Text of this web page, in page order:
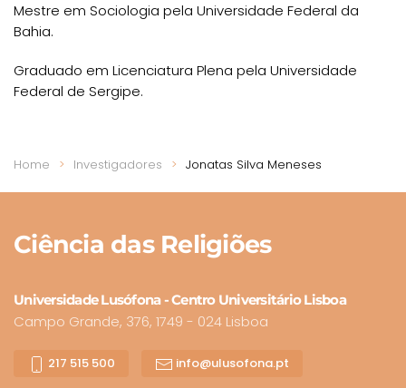
Mestre em Sociologia pela Universidade Federal da
Bahia.
Graduado em Licenciatura Plena pela Universidade
Federal de Sergipe.
Home Investigadores Jonatas Silva Meneses
Ciência das Religiões
Universidade Lusófona - Centro Universitário Lisboa
Campo Grande, 376, 1749 - 024 Lisboa
217 515 500 info@ulusofona.pt